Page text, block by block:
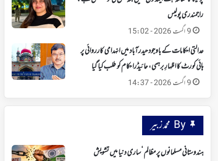
راجمندری پولیس
9 اگست 2026 - 15:02
عدالتی احکامات کے باوجود حیدرآباد میں انہدامی کارروائی پر
ہائی کورٹ کا اظہارِ برہمی، حائیڈرا حکام کو طلب کیا گیا
9 اگست 2026 - 14:37
By محمد زبیر
ہندوستانی مسلمانوں پر مظالم ‘ساری دنیا میں تشویش